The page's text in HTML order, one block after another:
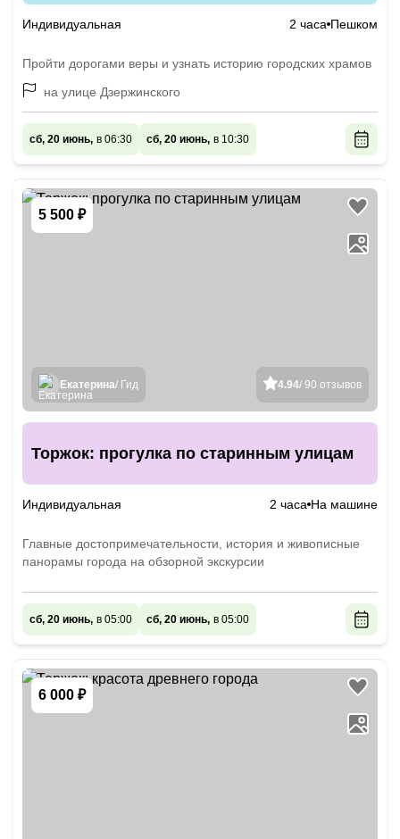
Индивидуальная 2 часа Пешком
Пройти дорогами веры и узнать историю городских храмов
на улице Дзержинского
сб, 20 июнь, в 06:30 сб, 20 июнь, в 10:30
5 500 ₽
4.94/ 90 отзывов
Екатерина/ Гид
Торжок: прогулка по старинным улицам
Индивидуальная 2 часа На машине
Главные достопримечательности, история и живописные
панорамы города на обзорной экскурсии
сб, 20 июнь, в 05:00 сб, 20 июнь, в 05:00
6 000 ₽